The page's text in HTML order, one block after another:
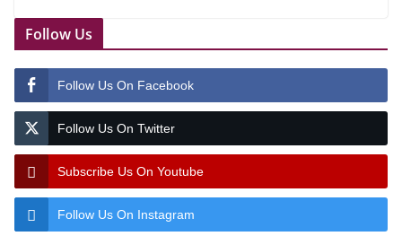
Follow Us
Follow Us On Facebook
Follow Us On Twitter
Subscribe Us On Youtube
Follow Us On Instagram